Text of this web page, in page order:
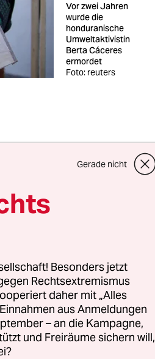
Vor zwei Jahren
wurde die
honduranische
Umweltaktivistin
Berta Cáceres
ermordet
Foto: reuters
Gerade nicht
Besonders jetzt
Rechtsextremismus
daher mit „Alles
aus Anmeldungen
– an die Kampagne,
und Freiräume sichern will,